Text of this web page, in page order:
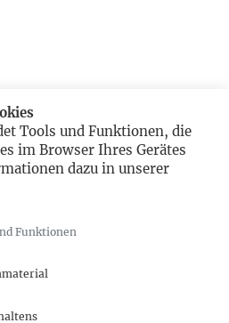
Tools und Funktionen, die
im Browser Ihres Gerätes
dazu in unserer
Funktionen